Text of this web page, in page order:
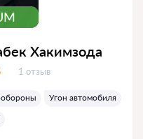
Хакимзода
Отзывов:
1 отзыв
Угон автомобиля